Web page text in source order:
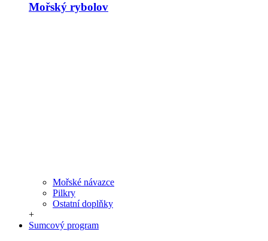
Mořský rybolov
Mořské návazce
Pilkry
Ostatní doplňky
+
Sumcový program